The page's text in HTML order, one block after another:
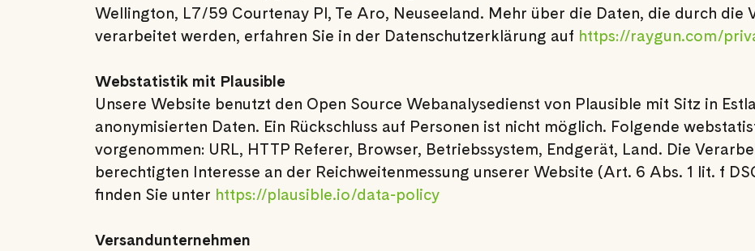
Wellington, L7/59 Courtenay Pl, Te Aro, Neuseeland. Mehr über die Daten, die durch die
verarbeitet werden, erfahren Sie in der Datenschutzerklärung auf https://raygun.com/
Webstatistik mit Plausible
Unsere Website benutzt den Open Source Webanalysedienst von Plausible mit Sitz in
anonymisierten Daten. Ein Rückschluss auf Personen ist nicht möglich. Folgende
vorgenommen: URL, HTTP Referer, Browser, Betriebssystem, Endgerät, Land. Die
berechtigten Interesse an der Reichweitenmessung unserer Website (Art. 6 Abs. 1 lit. f
finden Sie unter https://plausible.io/data-policy
Versandunternehmen